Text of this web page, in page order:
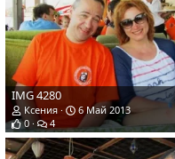
IMG 4280
Ксения
6 Май 2013
0
4